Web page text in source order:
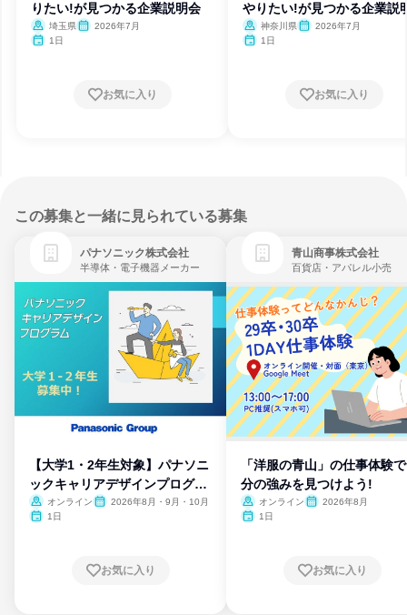
りたい!が見つかる企業説明会
埼玉県
2026年7月
1日
お気に入り
やりたい!が見つかる企業説
神奈川県
2026年7月
1日
お気に入り
この募集と一緒に見られている募集
パナソニック株式会社
半導体・電子機器メーカー
【大学1・2年生対象】パナソニ
ックキャリアデザインプログラ
ム
オンライン
2026年8月・9月・10月
1日
お気に入り
青山商事株式会社
百貨店・アパレル小売
「洋服の青山」の仕事体験
分の強みを見つけよう!
オンライン
2026年8月
1日
お気に入り